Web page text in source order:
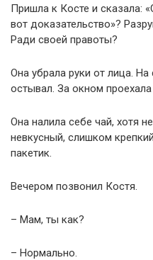
Пришла к Косте и сказала:
вот доказательство»?
Ради своей правоты?
Она убрала руки от лица.
остывал. За окном
Она налила себе чай, хотя
невкусный, слишком
пакетик.
Вечером позвонил Костя.
– Мам, ты как?
– Нормально.